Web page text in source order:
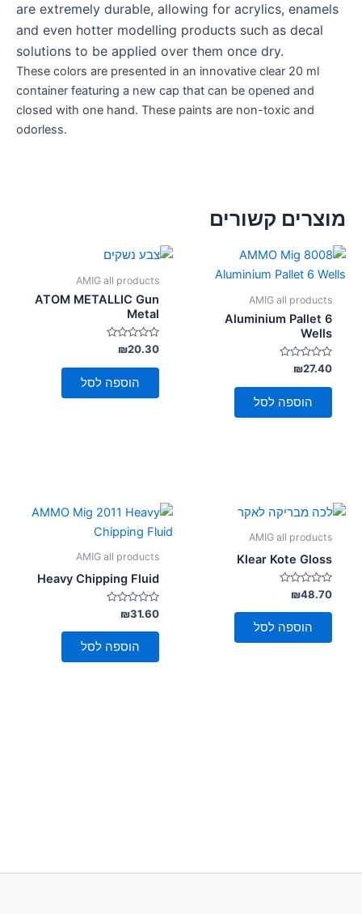
are extremely durable, allowing for acrylics, enamels
and even hotter modelling products such as decal
solutions to be applied over them once dry.
These colors are presented in an innovative clear 20 ml
container featuring a new cap that can be opened and
closed with one hand. These paints are non-toxic and
odorless.
מוצרים קשורים
AMIG all products
Aluminium Pallet 6
Wells
דורג
0
מתוך
₪27.40
הוספה לסל
AMIG all products
ATOM METALLIC Gun
Metal
דורג
0
מתוך
₪20.30
הוספה לסל
AMIG all products
Klear Kote Gloss
דורג
0
מתוך
₪48.70
הוספה לסל
AMIG all products
Heavy Chipping Fluid
דורג
0
מתוך
₪31.60
הוספה לסל